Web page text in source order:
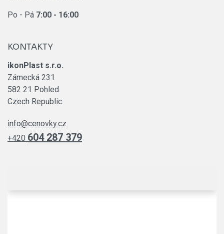
Po - Pá 7:00 - 16:00
KONTAKTY
ikonPlast s.r.o.
Zámecká 231
582 21 Pohled
Czech Republic
info@cenovky.cz
+420 604 287 379